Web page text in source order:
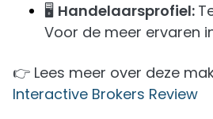
🖥️ Handelaarsprofiel:
Voor de meer ervaren
👉 Lees meer over deze
Interactive Brokers Review